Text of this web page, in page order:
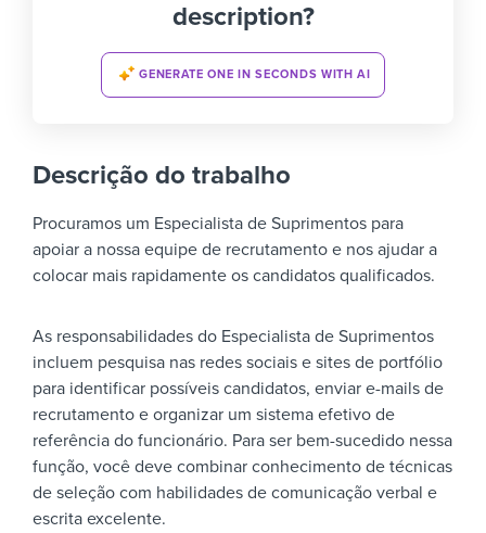
description?
GENERATE ONE IN SECONDS WITH AI
Descrição do trabalho
Procuramos um Especialista de Suprimentos para
apoiar a nossa equipe de recrutamento e nos ajudar a
colocar mais rapidamente os candidatos qualificados.
As responsabilidades do Especialista de Suprimentos
incluem pesquisa nas redes sociais e sites de portfólio
para identificar possíveis candidatos, enviar e-mails de
recrutamento e organizar um sistema efetivo de
referência do funcionário. Para ser bem-sucedido nessa
função, você deve combinar conhecimento de técnicas
de seleção com habilidades de comunicação verbal e
escrita excelente.